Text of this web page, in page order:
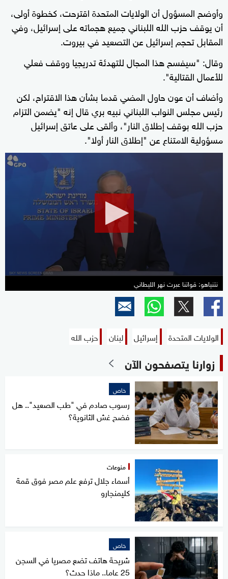
وأوضح المسؤول أن الولايات المتحدة اقترحت، كخطوة أولى،
أن يوقف حزب الله اللبناني جميع هجماته على إسرائيل، وفي
المقابل تحجم إسرائيل عن التصعيد في ‌بيروت.
وقال: "سيفسح هذا ‌المجال للتهدئة تدريجيا ووقف فعلي
للأعمال القتالية".
وأضاف أن عون حاول المضي قدما بشأن هذا الاقتراح، لكن
رئيس مجلس النواب اللبناني نبيه بري قال إنه "يضمن ‌التزام
حزب الله بوقف إطلاق ‌النار"، وألقى ⁠على عاتق إسرائيل
مسؤولية الامتناع عن "إطلاق النار أولا".
0
نتنياهو: قواتنا عبرت نهر الليطاني
الولايات المتحدة إسرائيل لبنان حزب الله
زوارنا يتصفحون الآن
خاص
رسوب صادم في "طب الصعيد".. هل
فضح غش الثانوية؟
منوعات
أسماء جلال ترفع علم مصر فوق قمة
كليمنجارو
خاص
شريحة هاتف تضع مصريا في السجن
25 عاما.. ماذا حدث؟